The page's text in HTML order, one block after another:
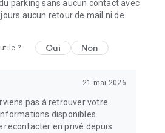
parking sans aucun contact avec
aucun retour de mail ni de
? Oui Non
21 mai 2026
pas à retrouver votre
disponibles.
recontacter en privé depuis